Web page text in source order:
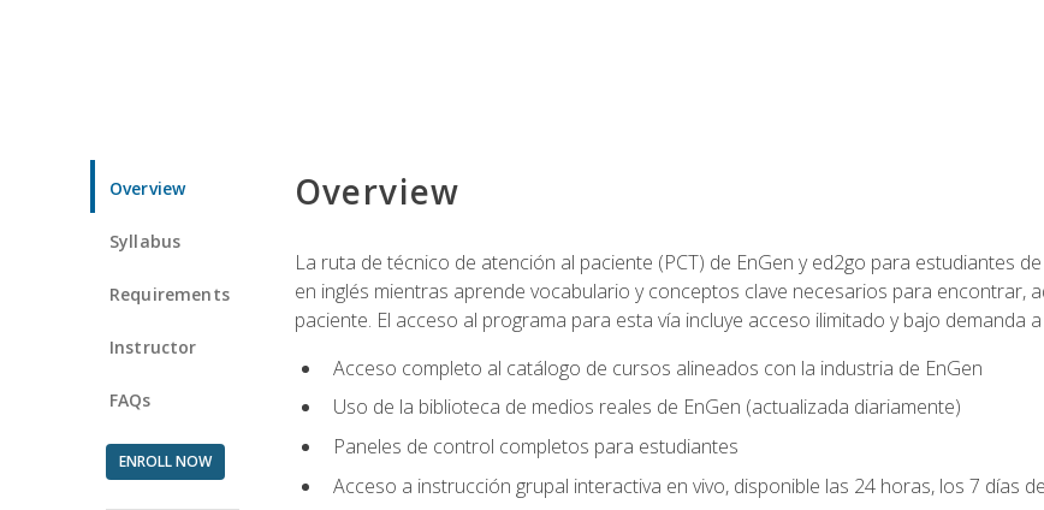
Overview
Syllabus
Requirements
Instructor
FAQs
ENROLL NOW
Overview
La ruta de técnico de atención al paciente (PCT) de EnGen y ed2go para estudiantes
en inglés mientras aprende vocabulario y conceptos clave necesarios para encontrar,
paciente. El acceso al programa para esta vía incluye acceso ilimitado y bajo demanda
Acceso completo al catálogo de cursos alineados con la industria de EnGen
Uso de la biblioteca de medios reales de EnGen (actualizada diariamente)
Paneles de control completos para estudiantes
Acceso a instrucción grupal interactiva en vivo, disponible las 24 horas, los 7 días